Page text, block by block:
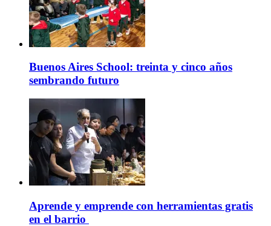
Buenos Aires School: treinta y cinco años
sembrando futuro
Aprende y emprende con herramientas gratis
en el barrio